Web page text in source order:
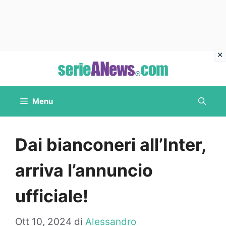
contenuto
Menu
Dai bianconeri all’Inter,
arriva l’annuncio
ufficiale!
Ott 10, 2024 di Alessandro